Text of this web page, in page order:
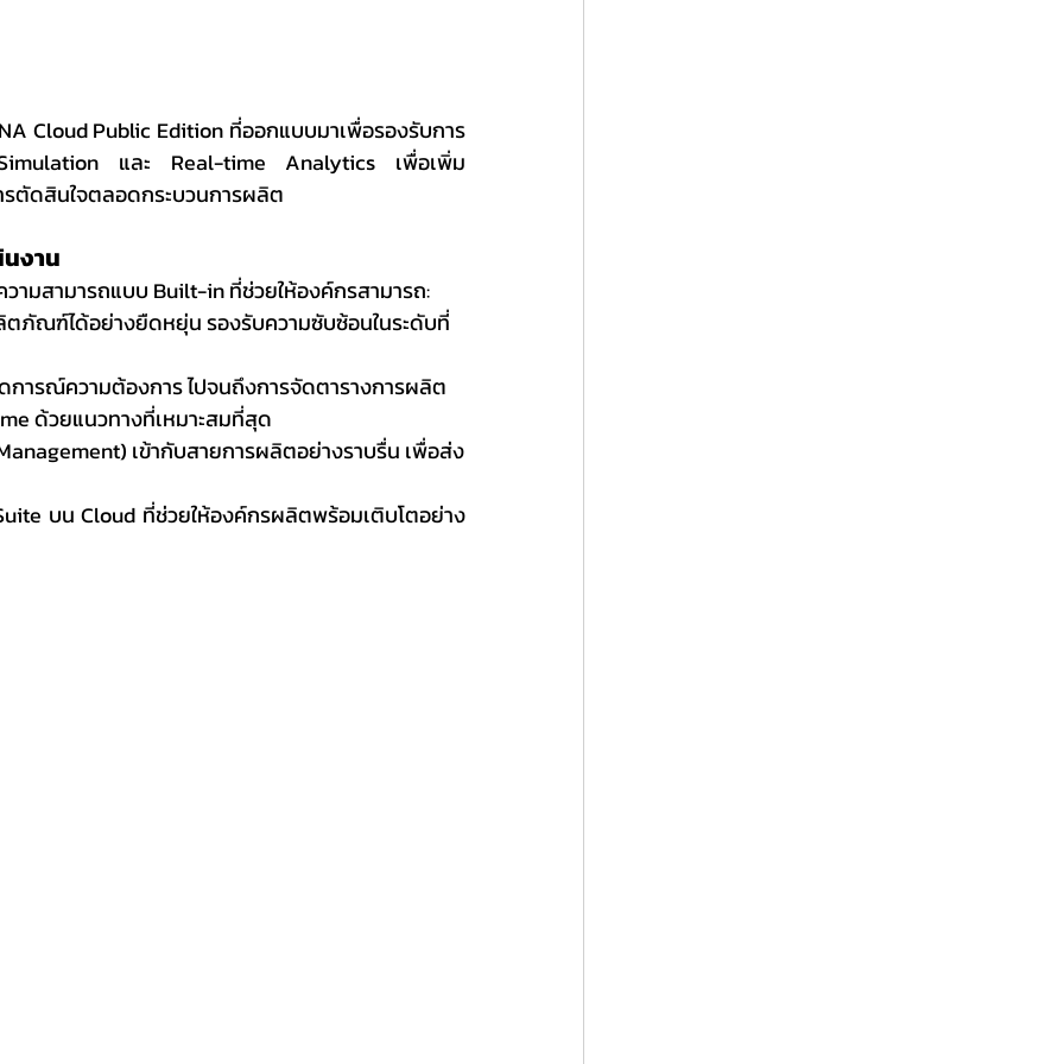
Cloud Public Edition ที่ออกแบบมาเพื่อรองรับการ
และ Real-time Analytics เพื่อเพิ่ม
ตัดสินใจตลอดกระบวนการผลิต
งาน
ามสามารถแบบ Built-in ที่ช่วยให้องค์กรสามารถ:
ภัณฑ์ได้อย่างยืดหยุ่น รองรับความซับซ้อนในระดับที่
ารณ์ความต้องการ ไปจนถึงการจัดตารางการผลิต
ด้วยแนวทางที่เหมาะสมที่สุด
เข้ากับสายการผลิตอย่างราบรื่น เพื่อส่ง
บน Cloud ที่ช่วยให้องค์กรผลิตพร้อมเติบโตอย่าง